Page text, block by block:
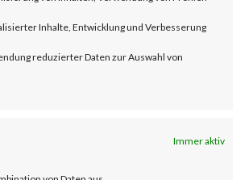
Inhalte, Entwicklung und Verbesserung
reduzierter Daten zur Auswahl von
Immer aktiv
threat actors
in NTLM
against vulnerable
the flaw has been
in the wild.